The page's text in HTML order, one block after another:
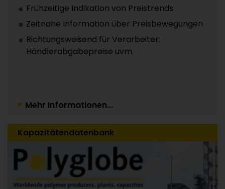
Frühzeitige Indikation von Preistrends
Zeitnahe Information über Preisbewegungen
Richtungsweisend für Verarbeiter:
Händlerabgabepreise uvm.
Mehr Informationen...
Kapazitätendatenbank